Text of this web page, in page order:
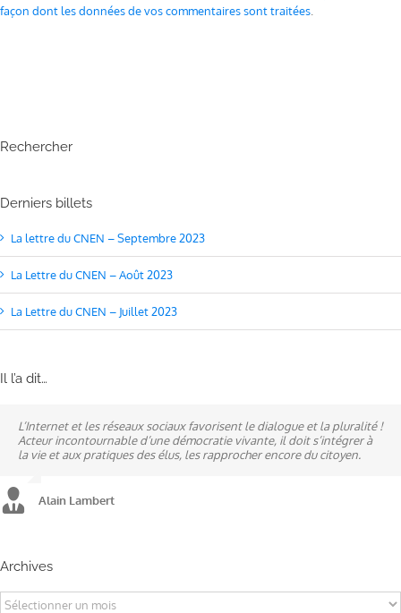
façon dont les données de vos commentaires sont traitées
Rechercher
Derniers billets
La lettre du CNEN – Septembre 2023
La Lettre du CNEN – Août 2023
La Lettre du CNEN – Juillet 2023
Il l’a dit…
L’Internet et les réseaux sociaux favorisent le dialogue et la pluralité !
Acteur incontournable d’une démocratie vivante, il doit s’intégrer à
la vie et aux pratiques des élus, les rapprocher encore du citoyen.
Alain Lambert
Ne pas subir, mais construire son destin, telle est la philosophie qui
n’a cessé de mobiliser la ville d’Alençon, son agglomération et ses
élus.
Alain Lambert
A mes yeux, la politique est synonyme de service : un sénateur doit
être au service des élus et des communes comme un maire sait si bien
l’être au service des habitants.
Alain Lambert
Archives
Archives